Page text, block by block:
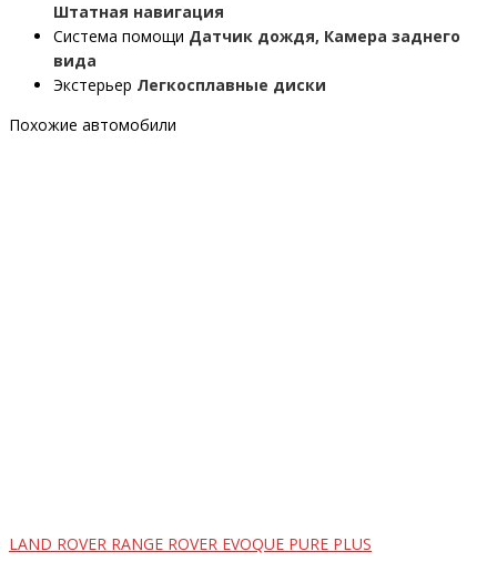
Штатная навигация
Система помощи Датчик дождя, Камера заднего
вида
Экстерьер Легкосплавные диски
Похожие автомобили
LAND ROVER RANGE ROVER EVOQUE PURE PLUS